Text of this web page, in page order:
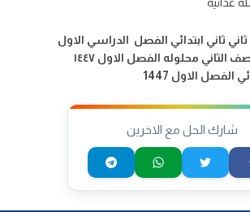
ثاني ابتدائي الفصل الدراسي الاول
الثاني محلوله الفصل الاول ١٤٤٧
الفصل الاول 1447
شارك الحل مع الاخرين